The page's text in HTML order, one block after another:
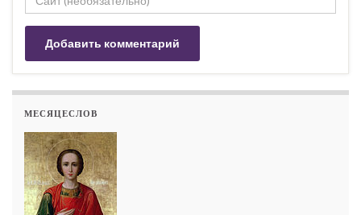
МЕСЯЦЕСЛОВ